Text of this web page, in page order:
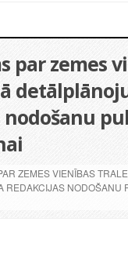
par zemes
ZEMES VIENĪBAS
REDAKCIJAS NODOŠANU